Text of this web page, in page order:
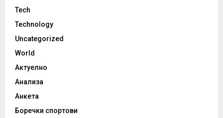
Tech
Technology
Uncategorized
World
Актуелно
Анализа
Анкета
Боречки спортови